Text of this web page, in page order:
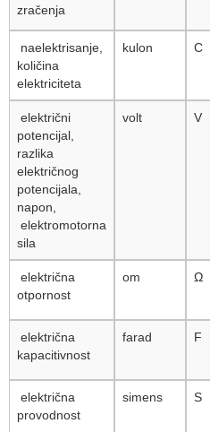
zračenja
naelektrisanje,
količina
elektriciteta
kulon C
električni
potencijal,
razlika
električnog
potencijala,
napon,
elektromotorna
sila
volt V
električna
otpornost
om Ω
električna
kapacitivnost
farad F
električna
provodnost
simens S